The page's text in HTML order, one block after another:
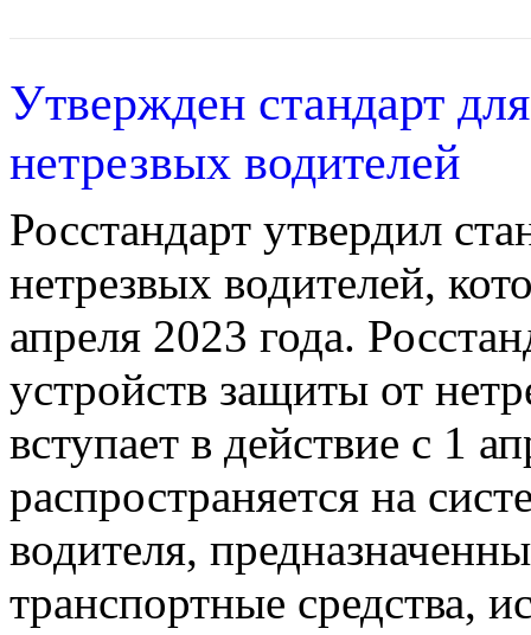
Утвержден стандарт
нетрезвых водителей
Росстандарт утвердил
нетрезвых водителей,
апреля 2023 года.
устройств защиты от
вступает в действие с 1
распространяется на
водителя,
транспортные средства,